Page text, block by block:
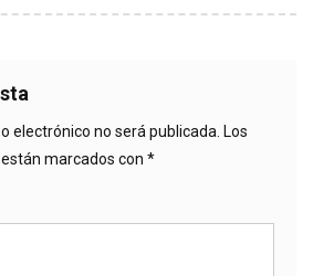
electrónico no será publicada. Los
marcados con *